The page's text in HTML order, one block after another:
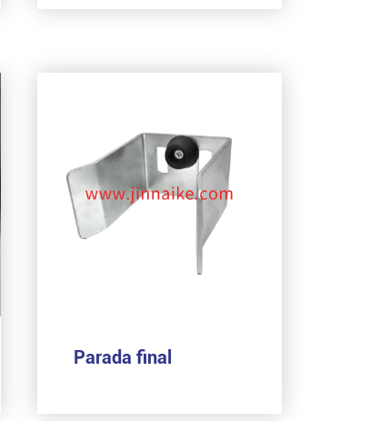
Parada final